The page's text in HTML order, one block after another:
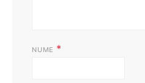
NUME *